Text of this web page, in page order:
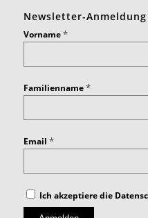
Newsletter-Anmeldung
Vorname*
Familienname*
Email *
Ich akzeptiere die